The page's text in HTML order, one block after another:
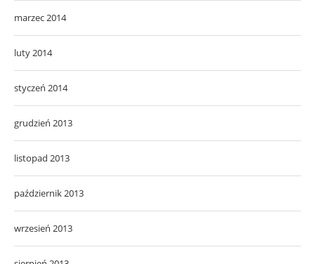
marzec 2014
luty 2014
styczeń 2014
grudzień 2013
listopad 2013
październik 2013
wrzesień 2013